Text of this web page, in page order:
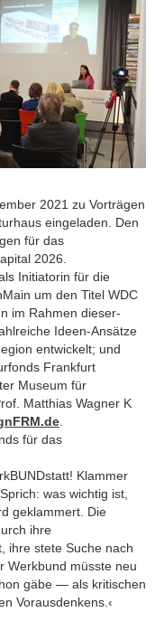
2021 zu Vorträgen
eingeladen. Den
für das
2026.
Initia­torin für die
um den Titel WDC
im Rahmen dieser­
Ideen-Ansätze
entwickelt; und
Frankfurt
Museum für
Matthias Wagner K
für das
Klammer
was wichtig ist,
geklammert. Die
ihre
ihre stete Suche nach
Werkbund müsste neu
gäbe — als kritischen
Vorausdenkens.‹